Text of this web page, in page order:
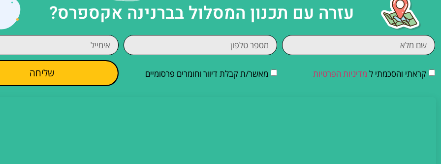
עזרה עם תכנון המסלול בברנינה אקספרס?
קראתי והסכמתי ל מדיניות הפרטיות מאשר/ת קבלת דיוור וחומרים פרסומיים שליחה